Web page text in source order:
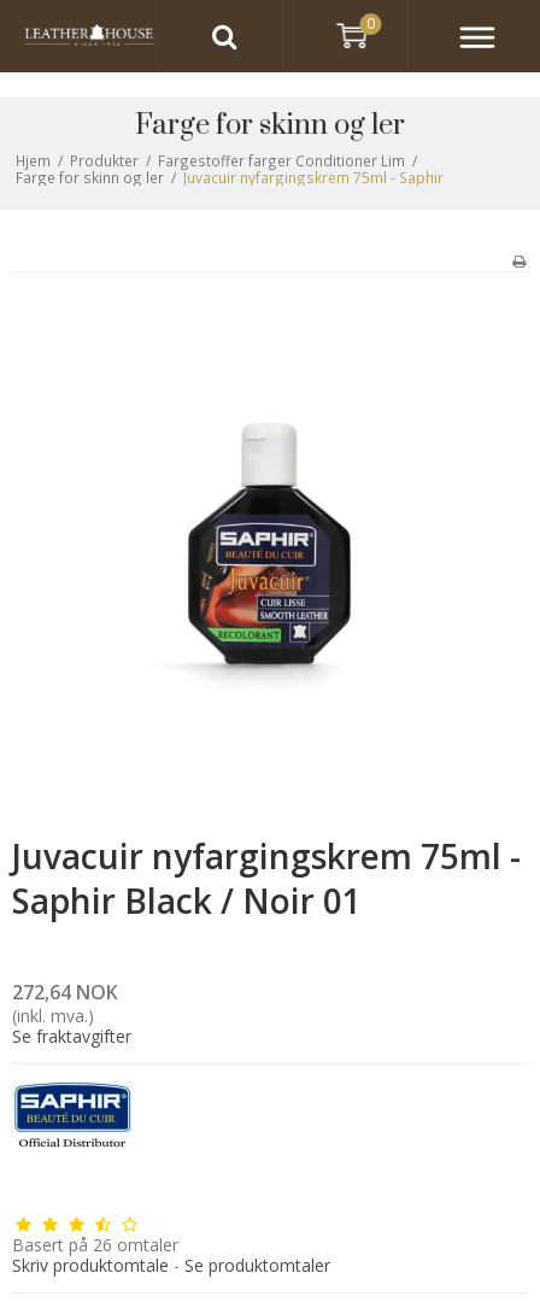
Farge for skinn og ler
Hjem / Produkter / Fargestoffer farger Conditioner Lim /
Farge for skinn og ler / Juvacuir nyfargingskrem 75ml - Saphir
Juvacuir nyfargingskrem 75ml -
Saphir Black / Noir 01
272,64 NOK
(inkl. mva.)
Se fraktavgifter
Basert på 26 omtaler
Skriv produktomtale - Se produktomtaler
0